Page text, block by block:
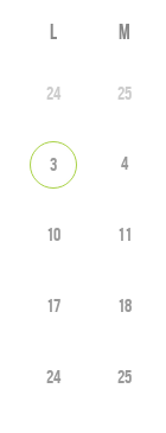
L M
24 25
3 4
10 11
17 18
24 25